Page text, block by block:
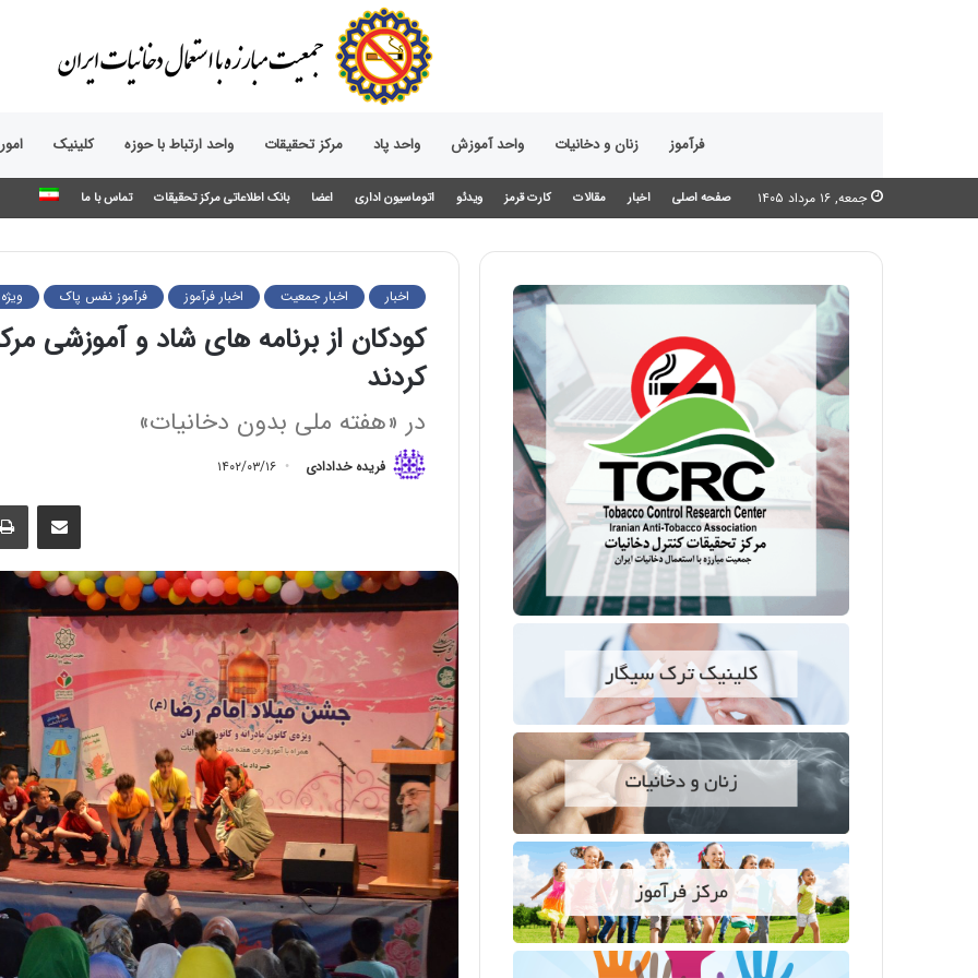
فرآموز زنان و دخانیات واحد آموزش واحد پاد مرکز تحقیقات واحد ارتباط با حوزه‌ کلینیک
جمعه, ۱۶ مرداد ۱۴۰۵ صفحه اصلی اخبار مقالات کارت قرمز ویدئو اتوماسیون اداری اعضا بانک اطلاعاتی مرکز تحقیقات تماس با ما
اخبار اخبار جمعیت اخبار فرآموز فرآموز نفس پاک ویژه
کودکان از برنامه های شاد و آموزشی
کردند
در «هفته ملی بدون دخانیات»
فریده خدادادی ۱۴۰۲/۰۳/۱۶
اشتراک گذاری از طریق ایمیل